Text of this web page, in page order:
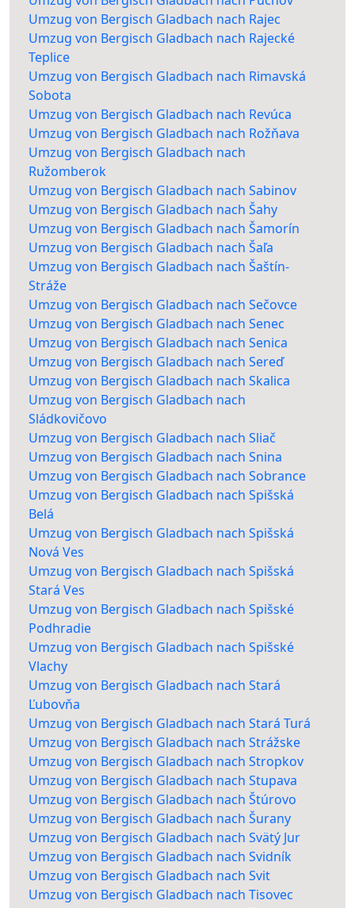
Umzug von Bergisch Gladbach nach Rajec
Umzug von Bergisch Gladbach nach Rajecké
Teplice
Umzug von Bergisch Gladbach nach Rimavská
Sobota
Umzug von Bergisch Gladbach nach Revúca
Umzug von Bergisch Gladbach nach Rožňava
Umzug von Bergisch Gladbach nach
Ružomberok
Umzug von Bergisch Gladbach nach Sabinov
Umzug von Bergisch Gladbach nach Šahy
Umzug von Bergisch Gladbach nach Šamorín
Umzug von Bergisch Gladbach nach Šaľa
Umzug von Bergisch Gladbach nach Šaštín-
Stráže
Umzug von Bergisch Gladbach nach Sečovce
Umzug von Bergisch Gladbach nach Senec
Umzug von Bergisch Gladbach nach Senica
Umzug von Bergisch Gladbach nach Sereď
Umzug von Bergisch Gladbach nach Skalica
Umzug von Bergisch Gladbach nach
Sládkovičovo
Umzug von Bergisch Gladbach nach Sliač
Umzug von Bergisch Gladbach nach Snina
Umzug von Bergisch Gladbach nach Sobrance
Umzug von Bergisch Gladbach nach Spišská
Belá
Umzug von Bergisch Gladbach nach Spišská
Nová Ves
Umzug von Bergisch Gladbach nach Spišská
Stará Ves
Umzug von Bergisch Gladbach nach Spišské
Podhradie
Umzug von Bergisch Gladbach nach Spišské
Vlachy
Umzug von Bergisch Gladbach nach Stará
Ľubovňa
Umzug von Bergisch Gladbach nach Stará Turá
Umzug von Bergisch Gladbach nach Strážske
Umzug von Bergisch Gladbach nach Stropkov
Umzug von Bergisch Gladbach nach Stupava
Umzug von Bergisch Gladbach nach Štúrovo
Umzug von Bergisch Gladbach nach Šurany
Umzug von Bergisch Gladbach nach Svätý Jur
Umzug von Bergisch Gladbach nach Svidník
Umzug von Bergisch Gladbach nach Svit
Umzug von Bergisch Gladbach nach Tisovec